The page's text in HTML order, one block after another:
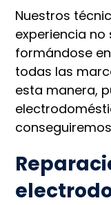
Nuestros
experiencia
formándose
todas las
esta manera,